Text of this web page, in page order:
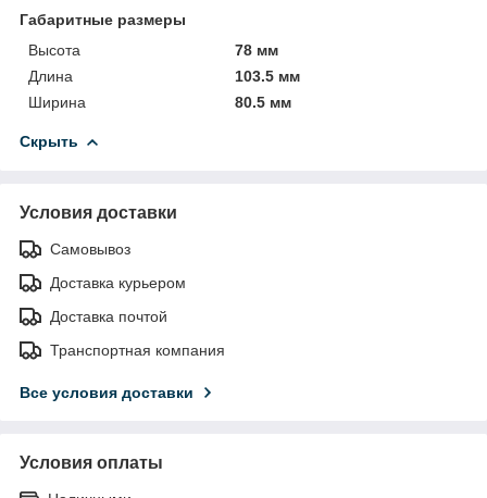
Габаритные размеры
Высота
78 мм
Длина
103.5 мм
Ширина
80.5 мм
Скрыть
Условия доставки
Самовывоз
Доставка курьером
Доставка почтой
Транспортная компания
Все условия доставки
Условия оплаты